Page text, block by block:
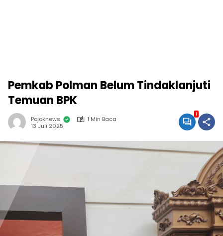
Pemkab Polman Belum Tindaklanjuti
Temuan BPK
Pojoknews
1 Min Baca
13 Juli 2025
1